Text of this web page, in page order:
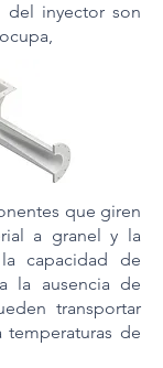
del inyector son
que giren
a granel y la
capacidad de
la ausencia de
transportar
temperaturas de